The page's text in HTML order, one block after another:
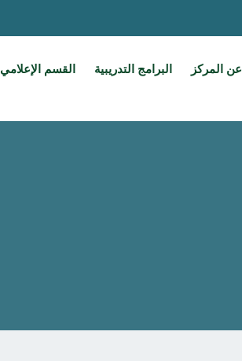
عن المركز البرامج التدريبية القسم الإعلامي